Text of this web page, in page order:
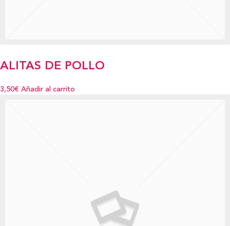
ALITAS DE POLLO
3,50€ Añadir al carrito